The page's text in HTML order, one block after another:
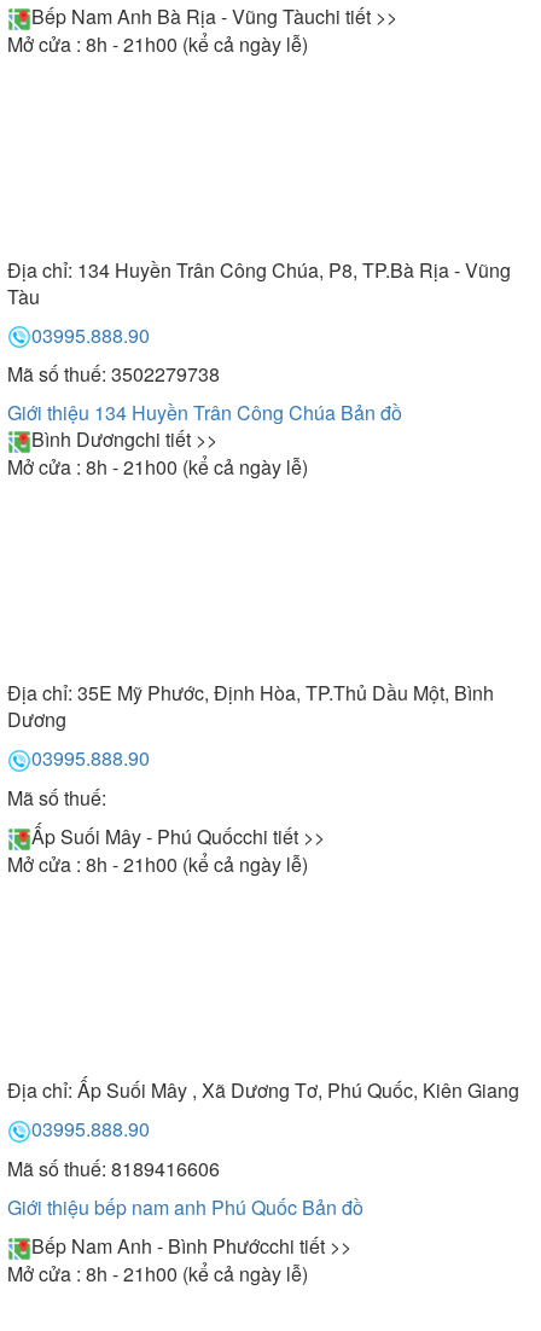
Bếp Nam Anh Bà Rịa - Vũng Tàuchi tiết >>
Mở cửa : 8h - 21h00 (kể cả ngày lễ)
Địa chỉ: 134 Huyền Trân Công Chúa, P8, TP.Bà Rịa - Vũng
Tàu
03995.888.90
Mã số thuế: 3502279738
Giới thiệu 134 Huyền Trân Công Chúa Bản đồ
Bình Dươngchi tiết >>
Mở cửa : 8h - 21h00 (kể cả ngày lễ)
Địa chỉ: 35E Mỹ Phước, Định Hòa, TP.Thủ Dầu Một, Bình
Dương
03995.888.90
Mã số thuế:
Ấp Suối Mây - Phú Quốcchi tiết >>
Mở cửa : 8h - 21h00 (kể cả ngày lễ)
Địa chỉ: Ấp Suối Mây , Xã Dương Tơ, Phú Quốc, Kiên Giang
03995.888.90
Mã số thuế: 8189416606
Giới thiệu bếp nam anh Phú Quốc Bản đồ
Bếp Nam Anh - Bình Phướcchi tiết >>
Mở cửa : 8h - 21h00 (kể cả ngày lễ)